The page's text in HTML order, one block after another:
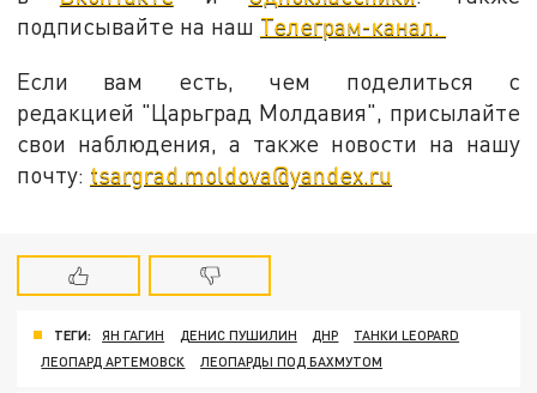
подписывайте на наш Телеграм-канал.
Если вам есть, чем поделиться с
редакцией "Царьград Молдавия", присылайте
свои наблюдения, а также новости на нашу
почту: tsargrad.moldova@yandex.ru
ТЕГИ: ЯН ГАГИН ДЕНИС ПУШИЛИН ДНР
ТАНКИ LEOPARD
ЛЕОПАРД АРТЕМОВСК
ЛЕОПАРДЫ ПОД БАХМУТОМ